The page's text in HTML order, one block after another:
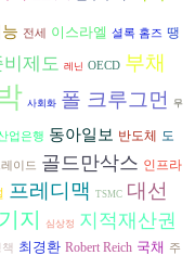
전세 이스라엘 셜록 홈즈 땡
제도 레닌 OECD 부채
사회화 폴 크루그먼 무
업은행 동아일보 반도체
도
이드 골드만삭스 인프라
프레디맥 TSMC 대선
지 심상정 지적재산권
최경환 Robert Reich 국채 주